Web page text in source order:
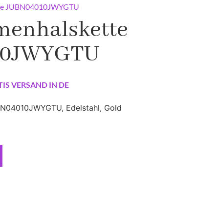
JUBN04010JWYGTU
VERSAND IN DE
Edelstahl, Gold